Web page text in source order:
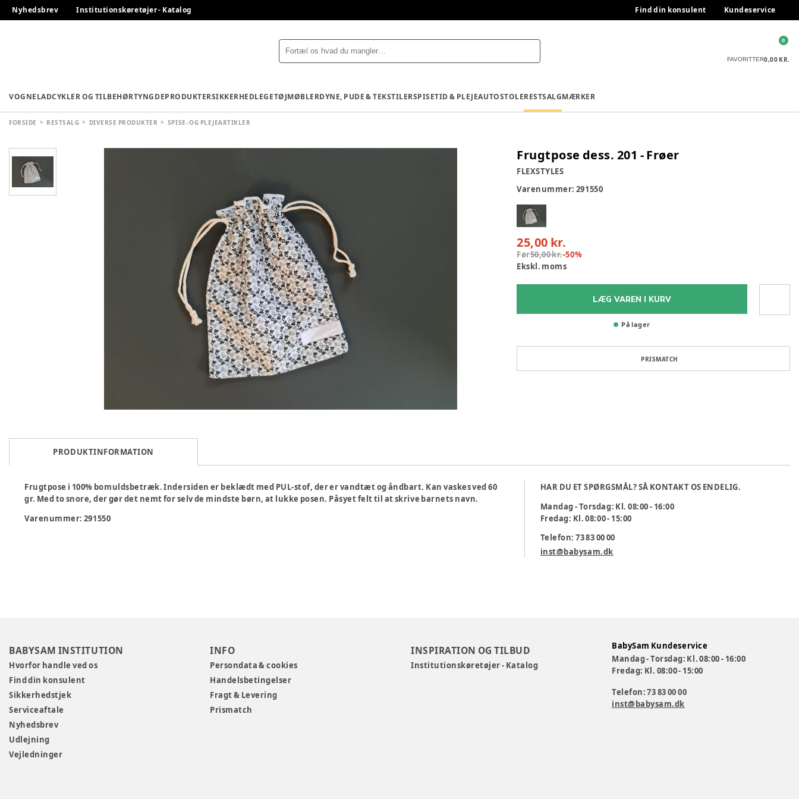
Nyhedsbrev Institutionskøretøjer - Katalog Find din konsulent Kundeservice
FAVORITTER0,00 KR.
0
VOGNELADCYKLER OG TILBEHØRTYNGDEPRODUKTERSIKKERHEDLEGETØJMØBLERDYNE, PUDE & TEKSTILERSPISETID & PLEJEAUTOSTOLERESTSALGMÆRKER
FORSIDE RESTSALG DIVERSE PRODUKTER SPISE- OG PLEJEARTIKLER
Frugtpose dess. 201 - Frøer
FLEXSTYLES
Varenummer: 291550
25,00 kr.
Før50,00 kr.-50%
Ekskl. moms
LÆG VAREN I KURV
På lager
PRISMATCH
PRODUKTINFORMATION
Frugtpose i 100% bomuldsbetræk. Indersiden er beklædt med PUL-stof, der er vandtæt og åndbart. Kan vaskes ved 60
gr. Med to snore, der gør det nemt for selv de mindste børn, at lukke posen. Påsyet felt til at skrive barnets navn.
Varenummer: 291550
HAR DU ET SPØRGSMÅL? SÅ KONTAKT OS ENDELIG.
Mandag - Torsdag: Kl. 08:00 - 16:00
Fredag: Kl. 08:00 - 15:00
Telefon: 73 83 00 00
inst@babysam.dk
BABYSAM INSTITUTION
Hvorfor handle ved os
Find din konsulent
Sikkerhedstjek
Serviceaftale
Nyhedsbrev
Udlejning
Vejledninger
INFO
Persondata & cookies
Handelsbetingelser
Fragt & Levering
Prismatch
INSPIRATION OG TILBUD
Institutionskøretøjer - Katalog
BabySam Kundeservice
Mandag - Torsdag: Kl. 08:00 - 16:00
Fredag: Kl. 08:00 - 15:00
Telefon: 73 83 00 00
inst@babysam.dk